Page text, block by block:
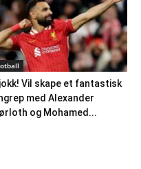
Vil skape et fantastisk
med Alexander
og Mohamed...